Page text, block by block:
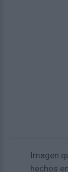
Imagen
hechos